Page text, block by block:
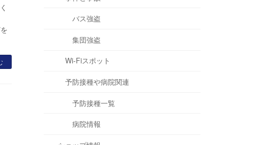
バス強盗
集団強盗
Wi-Fiスポット
予防接種や病院関連
予防接種一覧
病院情報